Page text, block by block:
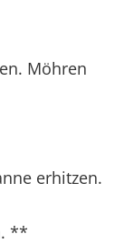
Möhren
erhitzen.
**